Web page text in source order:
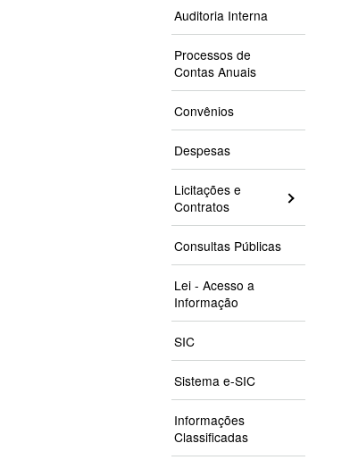
Auditoria Interna
Processos de
Contas Anuais
Convênios
Despesas
Licitações e
Contratos
Consultas Públicas
Lei - Acesso a
Informação
SIC
Sistema e-SIC
Informações
Classificadas